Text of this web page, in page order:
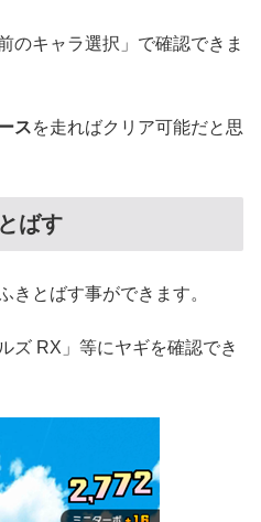
のキャラ選択」で確認できま
スを走ればクリア可能だと思
ばす
きとばす事ができます。
ズ RX」等にヤギを確認でき